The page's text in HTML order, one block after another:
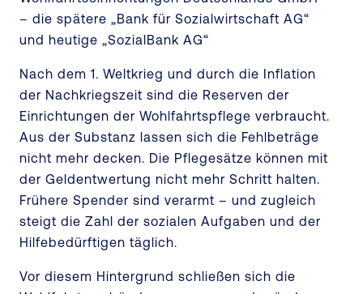
– die spätere „Bank für Sozialwirtschaft AG“
und heutige „SozialBank AG“
Nach dem 1. Weltkrieg und durch die Inflation
der Nachkriegszeit sind die Reserven der
Einrichtungen der Wohlfahrtspflege verbraucht.
Aus der Substanz lassen sich die Fehlbeträge
nicht mehr decken. Die Pflegesätze können mit
der Geldentwertung nicht mehr Schritt halten.
Frühere Spender sind verarmt – und zugleich
steigt die Zahl der sozialen Aufgaben und der
Hilfebedürftigen täglich.
Vor diesem Hintergrund schließen sich die